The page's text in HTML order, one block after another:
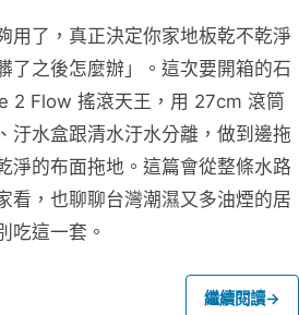
用了，真正決定你家地板乾不乾淨
了之後怎麼辦」。這次要開箱的石
2 Flow 搖滾天王，用 27cm 滾筒
汙水盒跟清水汙水分離，做到邊拖
淨的布面拖地。這篇會從整條水路
看，也聊聊台灣潮濕又多油煙的居
吃這一套。
繼續閱讀→